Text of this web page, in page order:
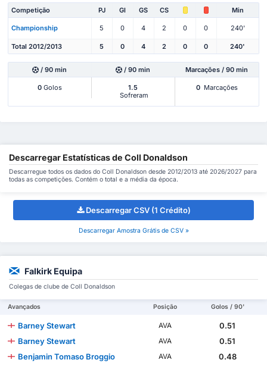
Competição PJ Gl GS CS Min
Championship 5 0 4 2 0 0 240'
Total 2012/2013 5 0 4 2 0 0 240'
/ 90 min / 90 min Marcações / 90 min
0Golos
1.5
Sofreram
0 Marcações
Descarregar Estatísticas de Coll Donaldson
Descarregue todos os dados do Coll Donaldson desde 2012/2013 até 2026/2027 para
todas as competições. Contém o total e a média da época.
Descarregar CSV (1 Crédito)
Descarregar Amostra Grátis de CSV »
Falkirk Equipa
Colegas de clube de Coll Donaldson
Avançados Posição Golos / 90'
Barney Stewart AVA
0.51
Barney Stewart
AVA
0.51
Benjamin Tomaso Broggio
AVA 0.48